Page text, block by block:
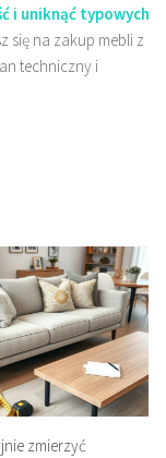
i uniknąć typowych
się na zakup mebli z
techniczny i
zmierzyć